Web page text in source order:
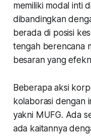
memiliki modal inti
dibandingkan
berada di posisi
tengah berencana
besaran yang
Beberapa aksi
kolaborasi dengan
yakni MUFG. Ada
ada kaitannya